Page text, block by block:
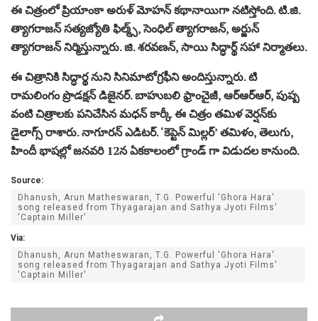
ఈ చిత్రంలో ప్రియాంకా అరుళ్‌ మోహన్ కథానాయిగా నటిస్తోంది. టి.జి.
త్యాగరాజన్ సత్యజ్యోతి ఫిల్మ్స్, సెంధిల్ త్యాగరాజన్, అర్జున్
త్యాగరాజన్ నిర్మిస్తున్నారు. జి. శరవణన్, సాయి సిద్ధార్థ్‌ సహా నిర్మాతలు.
ఈ చిత్రానికి సిద్ధార్థ నుని సినిమాటోగ్రఫీని అందిస్తున్నారు. టి
రామలింగం ప్రొడక్షన్ డిజైనర్. బాహుబలి ఫ్రాంచైజీ, ఆర్ఆర్ఆర్, పుష్ప
వంటి చిత్రాలకు పనిచేసిన మధన్ కార్కీ ఈ చిత్రం తమిళ వెర్షన్‌కు
డైలాగ్స్ రాశారు. నాగూరన్ ఎడిటర్. ‘కెప్టెన్ మిల్లర్’ తమిళం, తెలుగు,
హిందీ భాషల్లో జనవరి 12న ఏకకాలంలో గ్రాండ్ గా విడుదల కానుంది.
Source:
Dhanush, Arun Matheswaran, T.G. Powerful 'Ghora Hara'
song released from Thyagarajan and Sathya Jyoti Films'
'Captain Miller'
Via:
Dhanush, Arun Matheswaran, T.G. Powerful 'Ghora Hara'
song released from Thyagarajan and Sathya Jyoti Films'
'Captain Miller'